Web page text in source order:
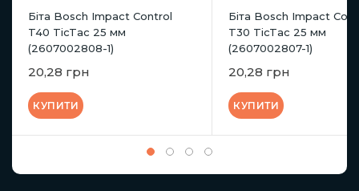
Біта Bosch Impact Control
T40 TicTac 25 мм
(2607002808-1)
20,28 грн
КУПИТИ
Біта Bosch Impact
T30 TicTac 25 мм
(2607002807-1)
20,28 грн
КУПИТИ